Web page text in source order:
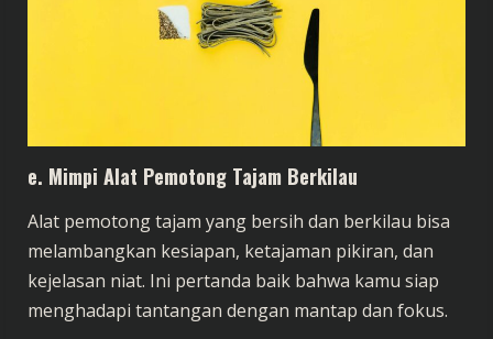
e. Mimpi Alat Pemotong Tajam Berkilau
Alat pemotong tajam yang bersih dan berkilau bisa
melambangkan kesiapan, ketajaman pikiran, dan
kejelasan niat. Ini pertanda baik bahwa kamu siap
menghadapi tantangan dengan mantap dan fokus.